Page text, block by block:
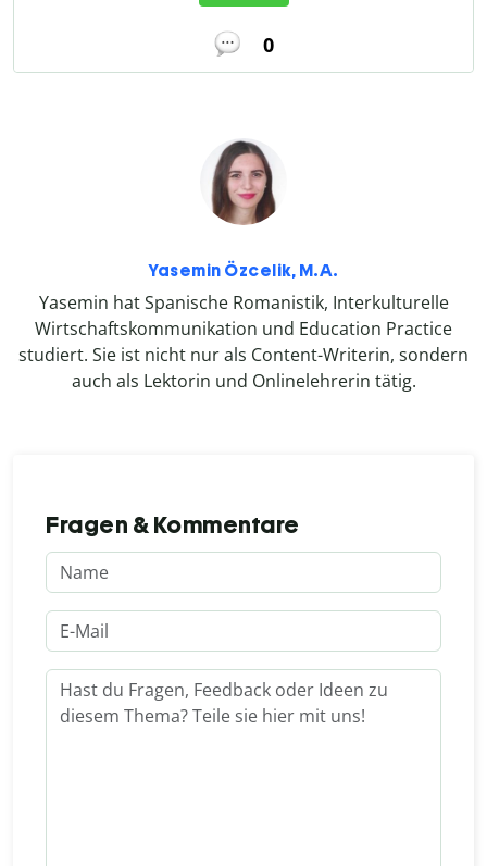
0
Yasemin Özcelik, M.A.
Yasemin hat Spanische Romanistik, Interkulturelle
Wirtschaftskommunikation und Education Practice
studiert. Sie ist nicht nur als Content-Writerin, sondern
auch als Lektorin und Onlinelehrerin tätig.
Fragen & Kommentare